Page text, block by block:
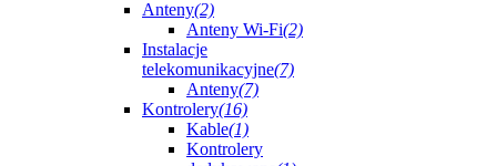
Anteny(2)
Anteny Wi-Fi(2)
Instalacje
telekomunikacyjne(7)
Anteny(7)
Kontrolery(16)
Kable(1)
Kontrolery